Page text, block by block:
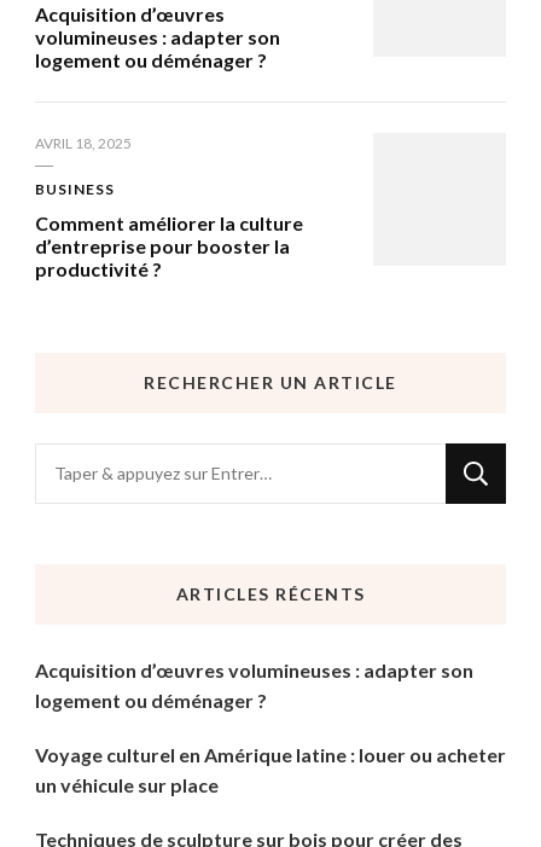
Acquisition d’œuvres
volumineuses : adapter son
logement ou déménager ?
AVRIL 18, 2025
BUSINESS
Comment améliorer la culture
d’entreprise pour booster la
productivité ?
RECHERCHER UN ARTICLE
recherchiez
ARTICLES RÉCENTS
Acquisition d’œuvres volumineuses : adapter son
logement ou déménager ?
Voyage culturel en Amérique latine : louer ou acheter
un véhicule sur place
Techniques de sculpture sur bois pour créer des